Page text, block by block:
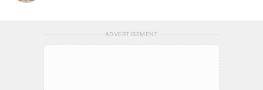
ADVERTISEMENT